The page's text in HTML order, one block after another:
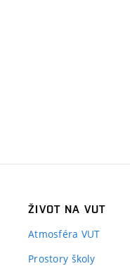
ŽIVOT NA VUT
Atmosféra VUT
Prostory školy